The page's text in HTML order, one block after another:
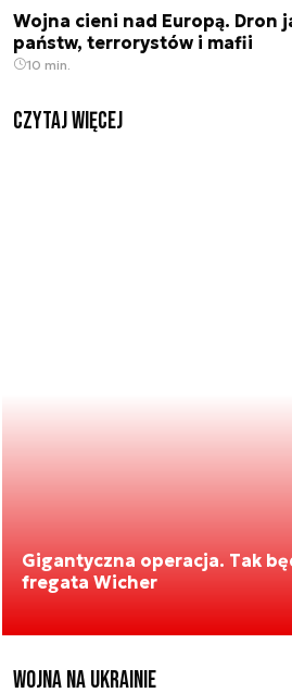
Wojna cieni nad Europą. Dron
państw, terrorystów i mafii
10 min.
czytaj więcej
Gigantyczna operacja. Tak
fregata Wicher
Wojna na Ukrainie